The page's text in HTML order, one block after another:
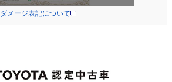
ダメージ表記について